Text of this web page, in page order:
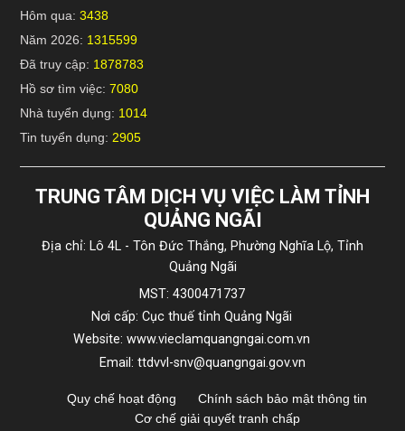
Hôm qua: 3438
Năm 2026: 1315599
Đã truy cập: 1878783
Hồ sơ tìm việc: 7080
Nhà tuyển dụng: 1014
Tin tuyển dụng: 2905
TRUNG TÂM DỊCH VỤ VIỆC LÀM TỈNH
QUẢNG NGÃI
Địa chỉ: Lô 4L - Tôn Đức Thắng, Phường Nghĩa Lộ, Tỉnh
Quảng Ngãi
MST: 4300471737
Nơi cấp: Cục thuế tỉnh Quảng Ngãi
Website: www.vieclamquangngai.com.vn
Email: ttdvvl-snv@quangngai.gov.vn
Quy chế hoạt động
Chính sách bảo mật thông tin
Cơ chế giải quyết tranh chấp